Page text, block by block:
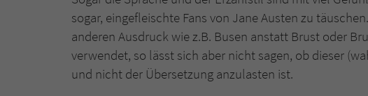
sogar, eingefleischte Fans von Jane Austen zu
anderen Ausdruck wie z.B. Busen anstatt Brust oder
verwendet, so lässt sich aber nicht sagen, ob dieser
und nicht der Übersetzung anzulasten ist.